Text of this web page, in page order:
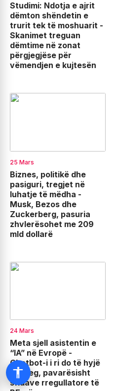
Studimi: Ndotja e ajrit
dëmton shëndetin e
trurit tek të moshuarit -
Skanimet treguan
dëmtime në zonat
përgjegjëse për
vëmendjen e kujtesën
25 Mars
Biznes, politikë dhe
pasiguri, tregjet në
luhatje të mëdha -
Musk, Bezos dhe
Zuckerberg, pasuria
zhvlerësohet me 209
mld dollarë
24 Mars
Meta sjell asistentin e
“IA” në Evropë -
Chatbot-i i ri do të hyjë
në treg, pavarësisht
sfidave rregullatore të